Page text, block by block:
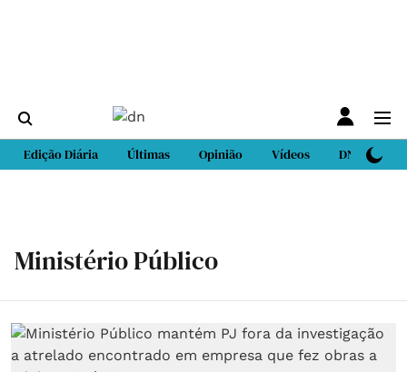
Edição Diária Últimas Opinião Vídeos DN Sport
Ministério Público